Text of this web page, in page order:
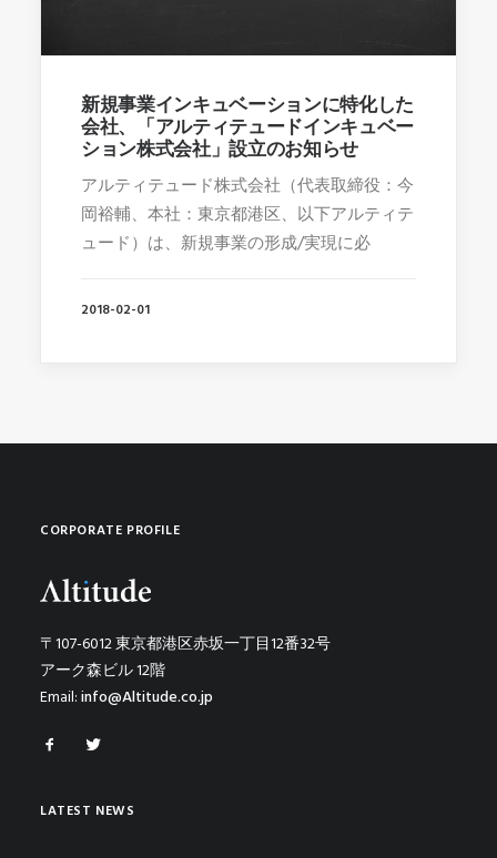
新規事業インキュベーションに特化した
会社、「アルティテュードインキュベー
ション株式会社」設立のお知らせ
アルティテュード株式会社（代表取締役：今
岡裕輔、本社：東京都港区、以下アルティテ
ュード）は、新規事業の形成/実現に必
2018-02-01
CORPORATE PROFILE
〒107-6012 東京都港区赤坂一丁目12番32号
アーク森ビル 12階
Email:info@Altitude.co.jp
LATEST NEWS